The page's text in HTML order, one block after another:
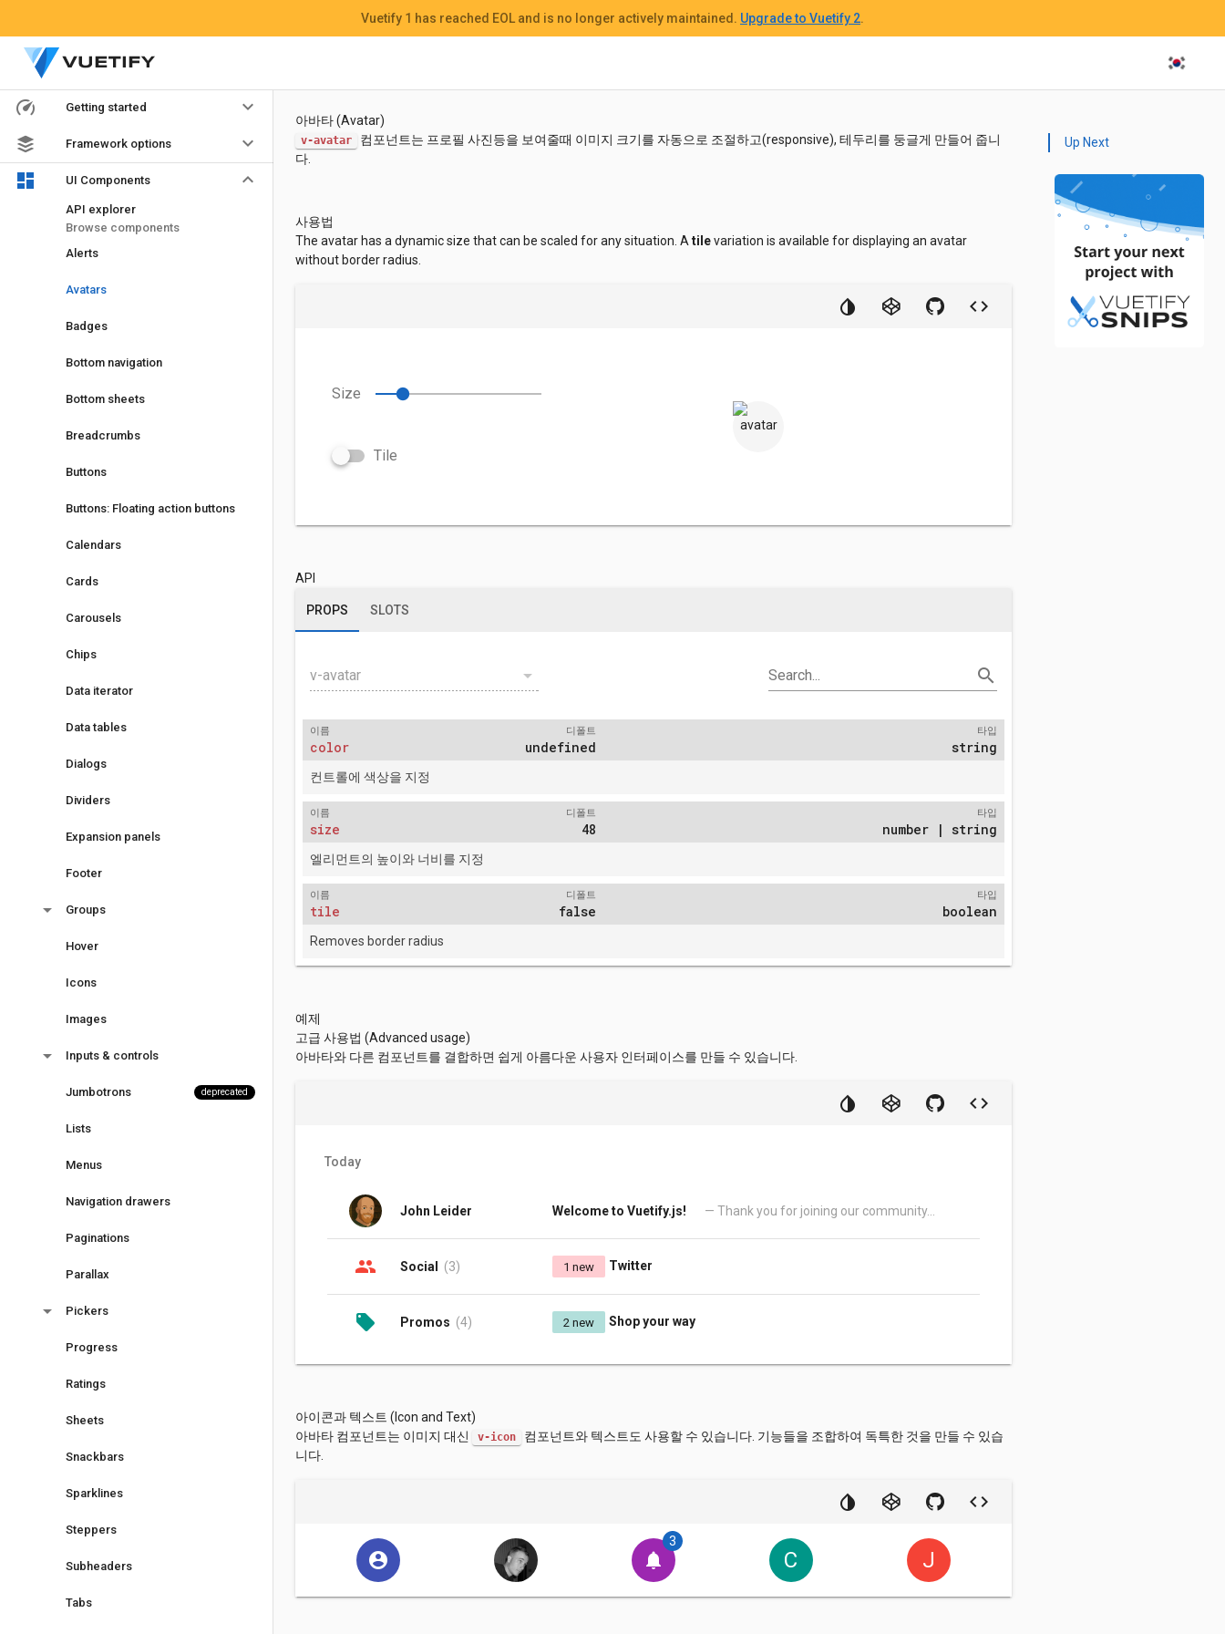
Getting started keyboard_arrow_down
Framework options keyboard_arrow_down
UI Components keyboard_arrow_down
API explorer
Browse components
Alerts
Avatars
Badges
Bottom navigation
Bottom sheets
Breadcrumbs
Buttons
Buttons: Floating action buttons
Calendars
Cards
Carousels
Chips
Data iterator
Data tables
Dialogs
Dividers
Expansion panels
Footer
arrow_drop_down Groups
Hover
Icons
Images
arrow_drop_down Inputs & controls
Jumbotrons deprecated
Lists
Menus
Navigation drawers
Paginations
Parallax
arrow_drop_down Pickers
Progress
Ratings
Sheets
Snackbars
Sparklines
Steppers
Subheaders
Tabs
Up Next
아바타 (Avatar)
v-avatar
컴포넌트는 프로필 사진등을 보여줄때 이미지 크기를 자동으로 조절하고(responsive), 테두리를 둥글게 만들어 줍니
다.
사용법
The avatar has a dynamic size that can be scaled for any situation. A tilevariation is available for displaying an avatar
without border radius.
Size
Tile
API
PROPS SLOTS
v-avatar arrow_drop_down Search... search
이름
color
디폴트
undefined
타입
string
컨트롤에 색상을 지정
이름
size
디폴트
48
타입
number | string
엘리먼트의 높이와 너비를 지정
이름
tile
디폴트
false
타입
boolean
Removes border radius
예제
고급 사용법 (Advanced usage)
아바타와 다른 컴포넌트를 결합하면 쉽게 아름다운 사용자 인터페이스를 만들 수 있습니다.
Today
John Leider Welcome to Vuetify.js! — Thank you for joining our community...
people Social (3) 1 new Twitter
local_offer Promos (4) 2 new Shop your way
아이콘과 텍스트 (Icon and Text)
아바타 컴포넌트는 이미지 대신
v-icon
컴포넌트와 텍스트도 사용할 수 있습니다. 기능들을 조합하여 독특한 것을 만들 수 있습
니다.
account_circle notifications
3
C J
Vuetify 1 has reached EOL and is no longer actively maintained. Upgrade to Vuetify 2.